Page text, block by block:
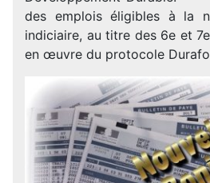
des emplois éligibles à la
indiciaire, au titre des 6e et
en œuvre du protocole